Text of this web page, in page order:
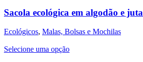
Sacola ecológica em algodão e juta
Ecológicos, Malas, Bolsas e Mochilas
Selecione uma opção